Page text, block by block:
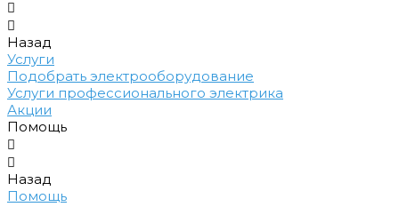
Назад
Услуги
Подобрать электрооборудование
Услуги профессионального электрика
Акции
Помощь
Назад
Помощь